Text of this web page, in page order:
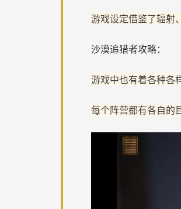
游戏设定借鉴了辐射
沙漠追猎者攻略：
游戏中也有着各种各
每个阵营都有各自的